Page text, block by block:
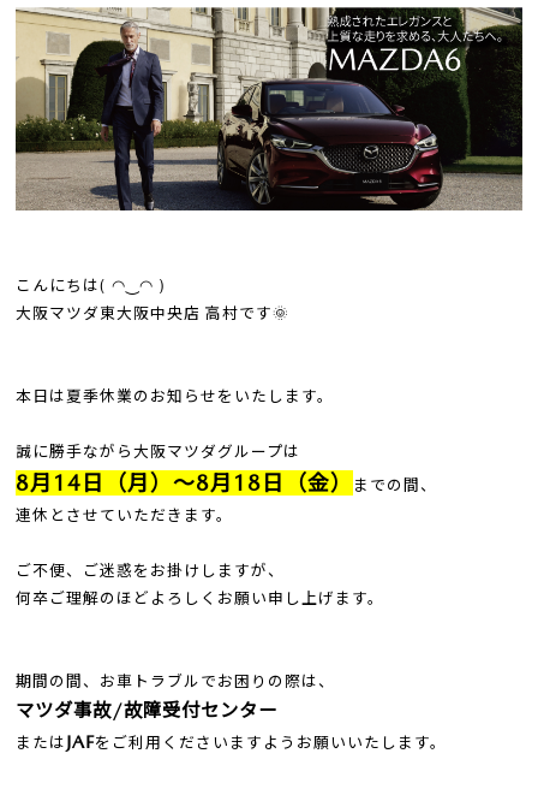
こんにちは( ◠‿◠ )
大阪マツダ東大阪中央店 高村です🌞
本日は夏季休業のお知らせをいたします。
誠に勝手ながら大阪マツダグループは
8月14日（月）～8月18日（金）
までの間、
連休とさせていただきます。
ご不便、ご迷惑をお掛けしますが、
何卒ご理解のほどよろしくお願い申し上げます。
期間の間、お車トラブルでお困りの際は、
マツダ事故/故障受付センター
または JAFをご利用くださいますようお願いいたします。